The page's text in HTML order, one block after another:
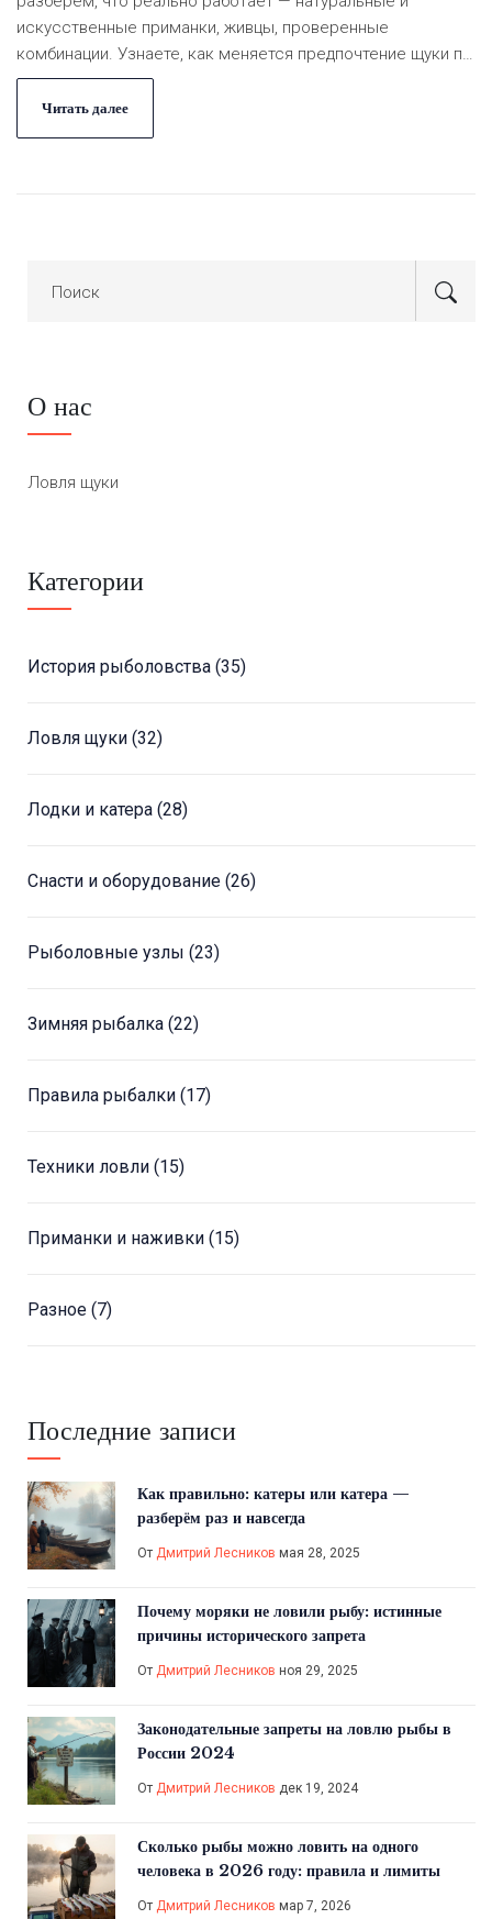
искусственные приманки, живцы, проверенные
комбинации. Узнаете, как меняется предпочтение щуки по
сезонам и погоде, почему одна и та же наживка может
быть бесполезной в разные дни. Разделим мифы и
практику, разложим всё по полочкам понятным языком.
Читать далее
О нас
Ловля щуки
Категории
История рыболовства (35)
Ловля щуки (32)
Лодки и катера (28)
Снасти и оборудование (26)
Рыболовные узлы (23)
Зимняя рыбалка (22)
Правила рыбалки (17)
Техники ловли (15)
Приманки и наживки (15)
Разное (7)
Последние записи
Как правильно: катеры или катера —
разберём раз и навсегда
От Дмитрий Лесников мая 28, 2025
Почему моряки не ловили рыбу: истинные
причины исторического запрета
От Дмитрий Лесников ноя 29, 2025
Законодательные запреты на ловлю рыбы в
России 2024
От Дмитрий Лесников дек 19, 2024
Сколько рыбы можно ловить на одного
человека в 2026 году: правила и лимиты
От Дмитрий Лесников мар 7, 2026